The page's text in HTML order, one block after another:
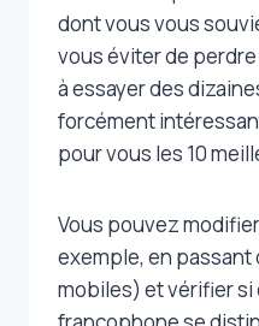
dont vous vous
vous éviter de
à essayer des
forcément
pour vous les 10
Vous pouvez
exemple, en passant
mobiles) et vérifier si